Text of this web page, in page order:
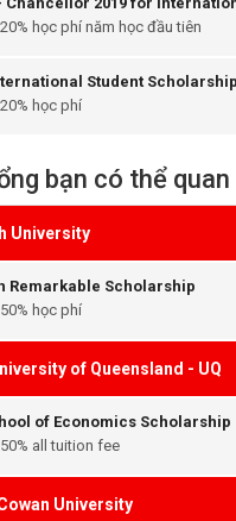
học phí năm học đầu tiên
Student Scholarship
học phí
bạn có thể
University
Remarkable Scholarship
học phí
of Queensland - UQ
of Economics
all tuition fee
University